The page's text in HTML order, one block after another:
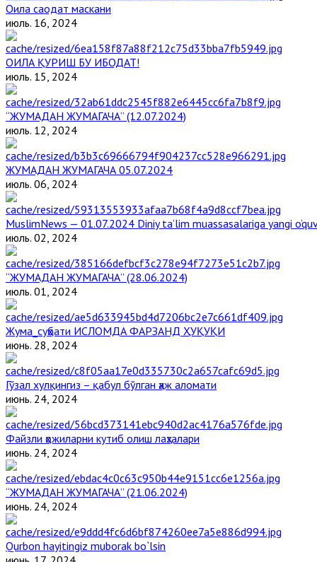
Оила саодат маскани
июль. 16, 2024
ОИЛА ҚУРИШ БУ ИБОДАТ!
июль. 15, 2024
“ЖУМАДАН ЖУМАГАЧА” (12.07.2024)
июль. 12, 2024
ЖУМАДАН ЖУМАГАЧА 05.07.2024
июль. 06, 2024
MuslimNews — 01.07.2024 Diniy ta’lim muassasalariga yangi
июль. 02, 2024
“ЖУМАДАН ЖУМАГАЧА” (28.06.2024)
июль. 01, 2024
Жума_суҳбати ИСЛОМДА ФАРЗАНД ҲУҚУҚИ
июнь. 28, 2024
Гўзал хулқингиз – қабул бўлган ҳаж аломати
июнь. 24, 2024
Файзли ҳожиларни кутиб олиш лаҳзалари
июнь. 24, 2024
“ЖУМАДАН ЖУМАГАЧА” (21.06.2024)
июнь. 24, 2024
Qurbon hayitingiz muborak bo`lsin